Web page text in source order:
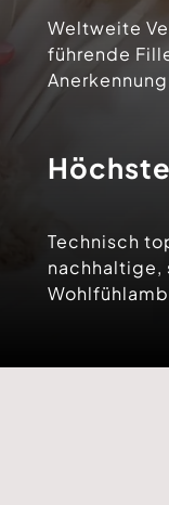
Weltweite
führende
Technisch
nachhaltige,